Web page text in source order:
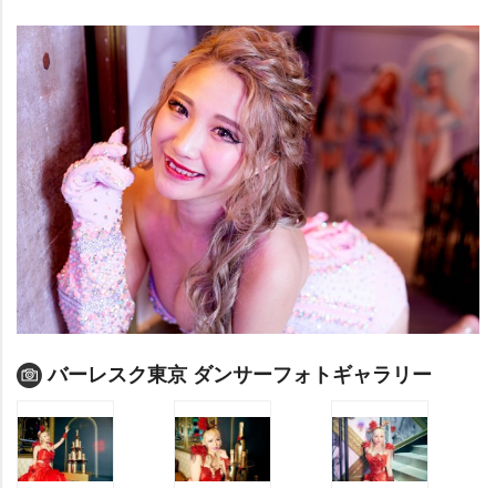
バーレスク東京 ダンサーフォトギャラリー